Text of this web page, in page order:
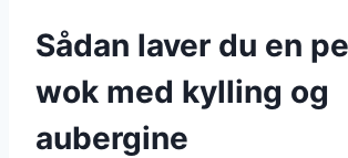
Sådan laver du en
wok med kylling og
aubergine